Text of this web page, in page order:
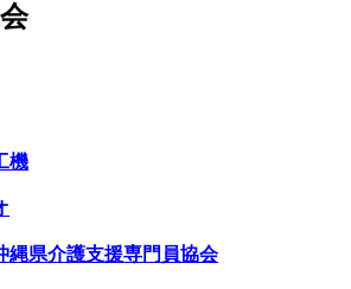
機
縄県介護支援専門員協会